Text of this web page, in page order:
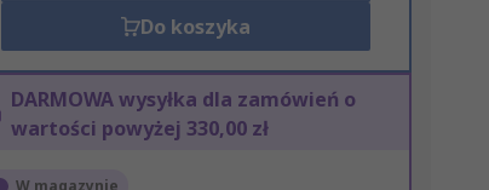
Do koszyka
DARMOWA wysyłka dla zamówień o
wartości powyżej 330,00 zł
W magazynie